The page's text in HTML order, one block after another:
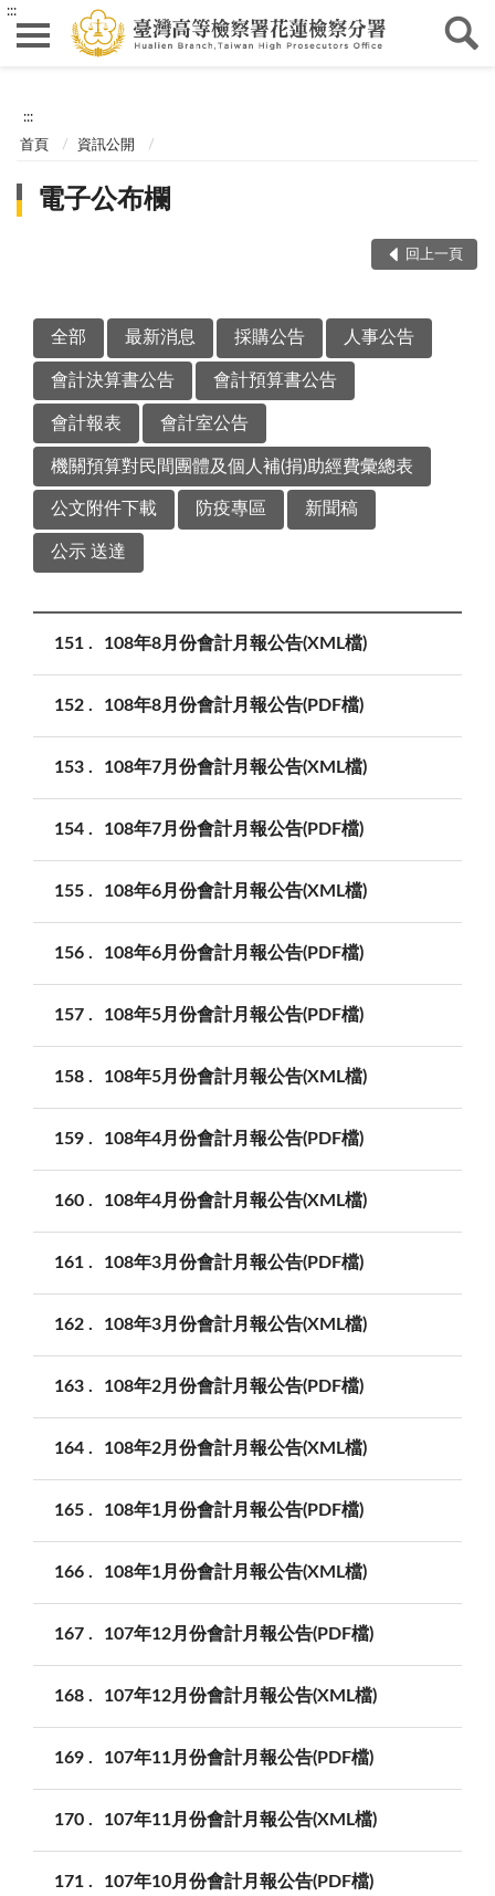
:::
:::
首頁 資訊公開
電子公布欄
回上一頁
全部 最新消息 採購公告 人事公告
會計決算書公告 會計預算書公告
會計報表 會計室公告
機關預算對民間團體及個人補(捐)助經費彙總表
公文附件下載 防疫專區 新聞稿
公示 送達
151 108年8月份會計月報公告(XML檔)
152 108年8月份會計月報公告(PDF檔)
153 108年7月份會計月報公告(XML檔)
154 108年7月份會計月報公告(PDF檔)
155 108年6月份會計月報公告(XML檔)
156 108年6月份會計月報公告(PDF檔)
157 108年5月份會計月報公告(PDF檔)
158 108年5月份會計月報公告(XML檔)
159 108年4月份會計月報公告(PDF檔)
160 108年4月份會計月報公告(XML檔)
161 108年3月份會計月報公告(PDF檔)
162 108年3月份會計月報公告(XML檔)
163 108年2月份會計月報公告(PDF檔)
164 108年2月份會計月報公告(XML檔)
165 108年1月份會計月報公告(PDF檔)
166 108年1月份會計月報公告(XML檔)
167 107年12月份會計月報公告(PDF檔)
168 107年12月份會計月報公告(XML檔)
169 107年11月份會計月報公告(PDF檔)
170 107年11月份會計月報公告(XML檔)
171 107年10月份會計月報公告(PDF檔)